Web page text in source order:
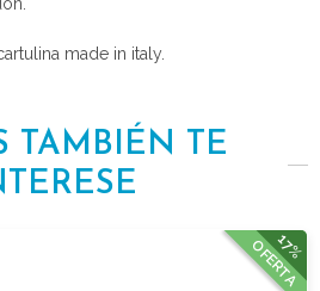
made in italy.
TAMBIÉN TE
17%
OFERTA